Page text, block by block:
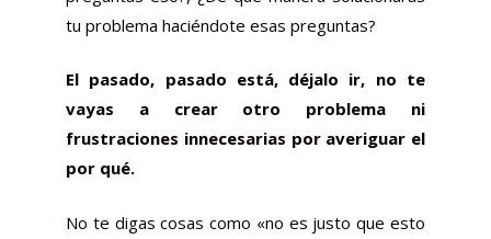
tu problema haciéndote esas preguntas?
El pasado, pasado está, déjalo ir, no te
vayas a crear otro problema ni
frustraciones innecesarias por averiguar el
por qué.
No te digas cosas como «no es justo que esto